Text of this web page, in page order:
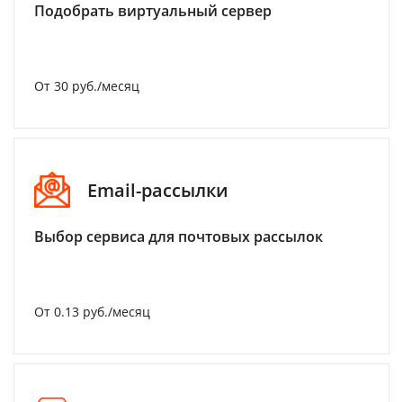
Подобрать виртуальный сервер
От 30 руб./месяц
Email-рассылки
Выбор сервиса для почтовых рассылок
От 0.13 руб./месяц